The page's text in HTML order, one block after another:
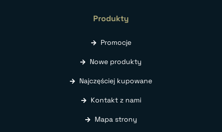
Produkty
Promocje
Nowe produkty
Najczęściej kupowane
Kontakt z nami
Mapa strony